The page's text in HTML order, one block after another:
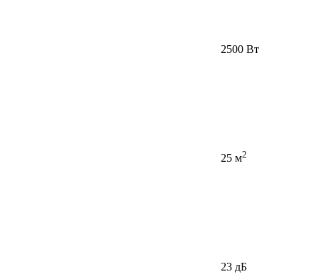
2500 Вт
25 м2
23 дБ